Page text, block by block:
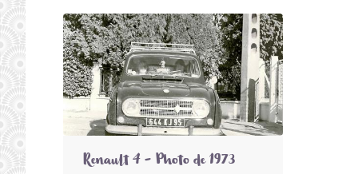
Renault 4 - Photo de 1973